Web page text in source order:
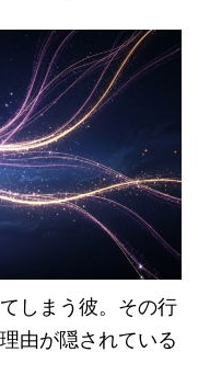
しまう彼。その行
由が隠されている